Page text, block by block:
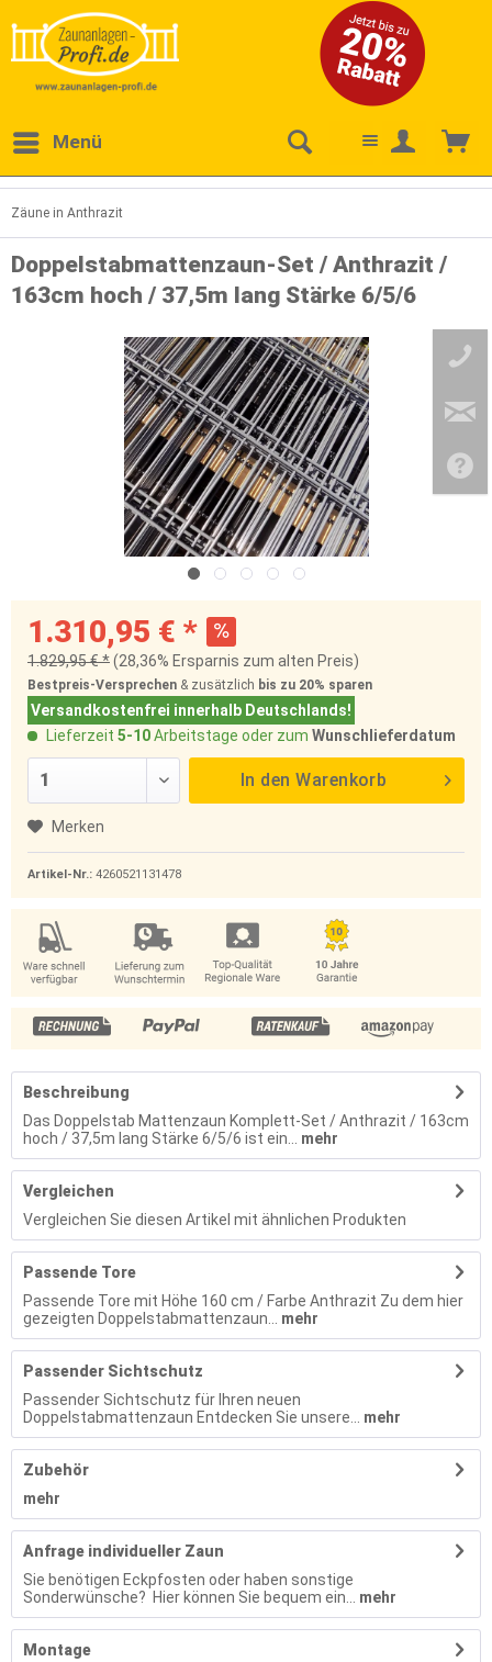
Menü
Zäune in Anthrazit
Doppelstabmattenzaun-Set / Anthrazit /
163cm hoch / 37,5m lang Stärke 6/5/6
1.310,95 € *
1.829,95 € *(28,36% Ersparnis zum alten Preis)
Bestpreis-Versprechen & zusätzlich bis zu 20% sparen
Versandkostenfrei innerhalb Deutschlands!
Lieferzeit 5-10Arbeitstage oder zum Wunschlieferdatum
In den Warenkorb
Merken
Artikel-Nr.: 4260521131478
Beschreibung
Das Doppelstab Mattenzaun Komplett-Set / Anthrazit / 163cm
hoch / 37,5m lang Stärke 6/5/6 ist ein...
mehr
Vergleichen
Vergleichen Sie diesen Artikel mit ähnlichen Produkten
Passende Tore
Passende Tore mit Höhe 160 cm / Farbe Anthrazit Zu dem hier
gezeigten Doppelstabmattenzaun...
mehr
Passender Sichtschutz
Passender Sichtschutz für Ihren neuen
Doppelstabmattenzaun Entdecken Sie unsere...
mehr
Zubehör
mehr
Anfrage individueller Zaun
Sie benötigen Eckpfosten oder haben sonstige
Sonderwünsche? Hier können Sie bequem ein...
mehr
Montage